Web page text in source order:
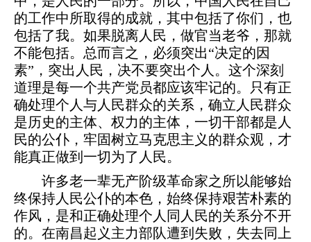
的工作中所取得的成就，其中包括了你们，也
包括了我。如果脱离人民，做官当老爷，那就
不能包括。总而言之，必须突出“决定的因
素”，突出人民，决不要突出个人。这个深刻
道理是每一个共产党员都应该牢记的。只有正
确处理个人与人民群众的关系，确立人民群众
是历史的主体、权力的主体，一切干部都是人
民的公仆，牢固树立马克思主义的群众观，才
能真正做到一切为了人民。
许多老一辈无产阶级革命家之所以能够始
终保持人民公仆的本色，始终保持艰苦朴素的
作风，是和正确处理个人同人民的关系分不开
的。在南昌起义主力部队遭到失败，失去同上